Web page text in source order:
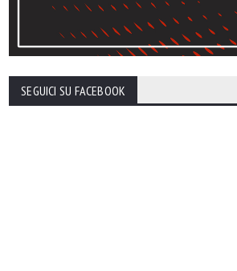
SEGUICI SU FACEBOOK